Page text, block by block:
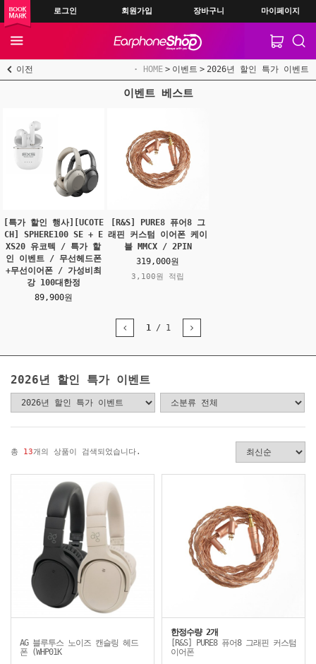
로그인 회원가입 장바구니 마이페이지
이전 HOME 이벤트 2026년 할인 특가 이벤트
이벤트 베스트
[특가 할인 행사][UCOTE
CH] SPHERE100 SE + E
XS20 유코텍 / 특가 할
인 이벤트 / 무선헤드폰
+무선이어폰 / 가성비최
강 100대한정
89,900원
[R&S] PURE8 퓨어8 그
래핀 커스텀 이어폰 케이
블 MMCX / 2PIN
319,000원
3,100원 적립
1/ 1
2026년 할인 특가 이벤트
총 13개의 상품이 검색되었습니다.
AG 블루투스 노이즈 캔슬링 헤드
폰 (WHP01K
한정수량 2개
[R&S] PURE8 퓨어8 그래핀 커스텀
이어폰